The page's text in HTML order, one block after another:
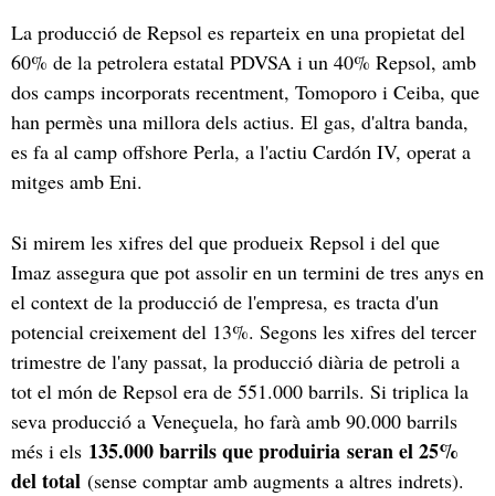
La producció de Repsol es reparteix en una propietat del
60% de la petrolera estatal PDVSA i un 40% Repsol, amb
dos camps incorporats recentment, Tomoporo i Ceiba, que
han permès una millora dels actius. El gas, d'altra banda,
es fa al camp offshore Perla, a l'actiu Cardón IV, operat a
mitges amb Eni.
Si mirem les xifres del que produeix Repsol i del que
Imaz assegura que pot assolir en un termini de tres anys en
el context de la producció de l'empresa, es tracta d'un
potencial creixement del 13%. Segons les xifres del tercer
trimestre de l'any passat, la producció diària de petroli a
tot el món de Repsol era de 551.000 barrils. Si triplica la
seva producció a Veneçuela, ho farà amb 90.000 barrils
més i els 135.000 barrils que produiria seran el 25%
del total (sense comptar amb augments a altres indrets).